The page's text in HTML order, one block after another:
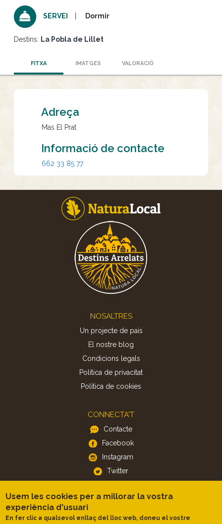
SERVEI Dormir
Destins: La Pobla de Lillet
FITXA IMATGES VALORACIÓ
Adreça
Mas El Prat
Informació de contacte
662 33 85 77
NOSALTRES
Un projecte de país
El nostre blog
Condicions legals
Política de privacitat
Politica de cookies
CONNECTA'T
Contacte
Facebook
Instagram
Twitter
APP
iOS
Usem les cookies per a millorar la vostra
experiència d'usuari
En fer clic a qualsevol enllaç del lloc web, doneu el vostre